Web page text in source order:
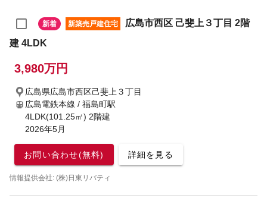
新着 新築売戸建住宅
広島市西区 己斐上３丁目 2階
建 4LDK
3,980万円
広島県広島市西区己斐上３丁目
広島電鉄本線 / 福島町駅
4LDK(101.25㎡) 2階建
2026年5月
お問い合わせ(無料) 詳細を見る
情報提供会社: (株)日東リバティ